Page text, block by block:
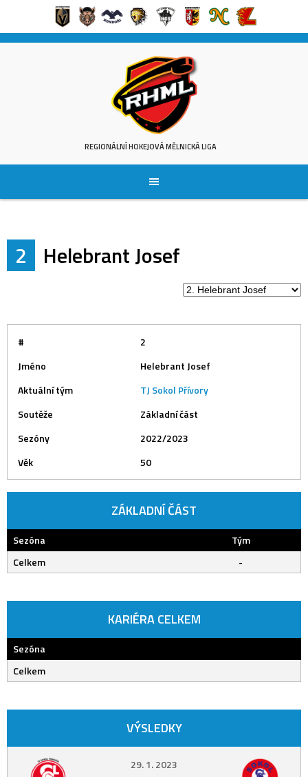
Skip
REGIONÁLNÍ HOKEJOVÁ MĚLNICKÁ LIGA
2 Helebrant Josef
#
2
Jméno
Helebrant Josef
Aktuální tým
TJ Sokol Přívory
Soutěže
Základní část
Sezóny
2022/2023
Věk
50
ZÁKLADNÍ ČÁST
Sezóna
Tým
Celkem
-
KARIÉRA CELKEM
Sezóna
Celkem
VÝSLEDKY
29. 1. 2023